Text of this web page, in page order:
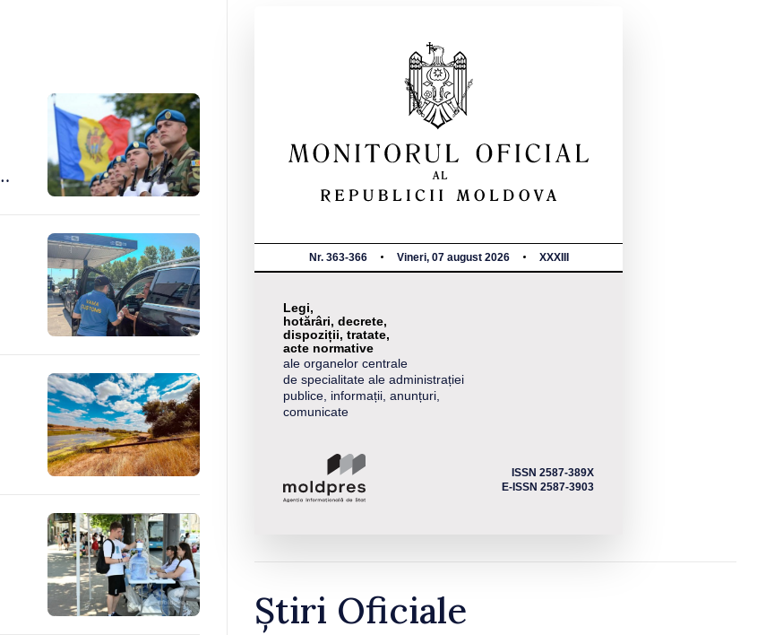
Nr. 363-366 Vineri, 07 august 2026 XXXIII
Legi,
hotărâri, decrete,
dispoziții, tratate,
acte normative
ale organelor centrale
de specialitate ale administrației
publice, informații, anunțuri,
comunicate
ISSN 2587-389X
E-ISSN 2587-3903
Știri Oficiale